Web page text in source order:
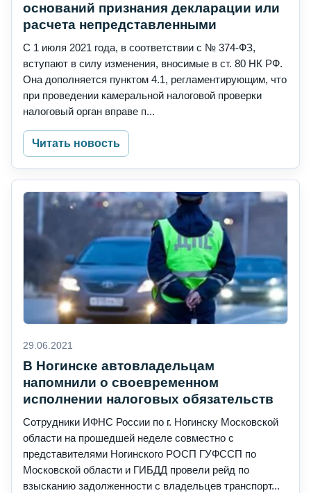
оснований признания декларации или
расчета непредставленными
С 1 июля 2021 года, в соответствии с № 374-ФЗ,
вступают в силу изменения, вносимые в ст. 80 НК РФ.
Она дополняется пунктом 4.1, регламентирующим, что
при проведении камеральной налоговой проверки
налоговый орган вправе п...
Читать новость
29.06.2021
В Ногинске автовладельцам
напомнили о своевременном
исполнении налоговых обязательств
Сотрудники ИФНС России по г. Ногинску Московской
области на прошедшей неделе совместно с
представителями Ногинского РОСП ГУФССП по
Московской области и ГИБДД провели рейд по
взысканию задолженности с владельцев транспорт...